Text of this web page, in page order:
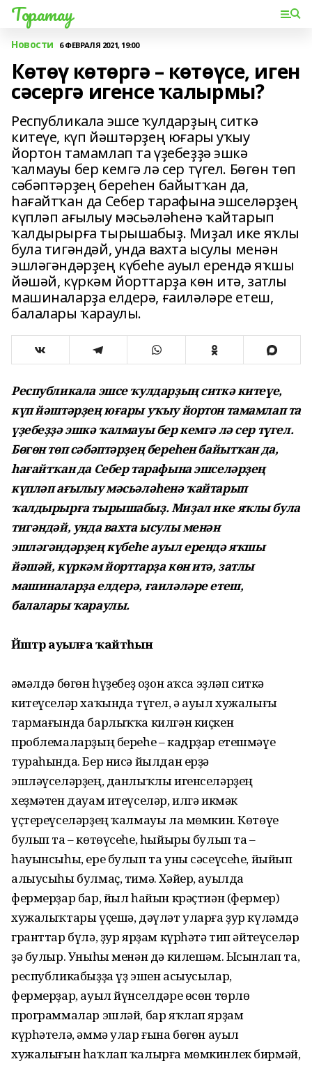
Торатау
Новости 6 ФЕВРАЛЯ 2021, 19:00
Көтөү көтөргә – көтөүсе, иген
сәсергә игенсе ҡалырмы?
Республикала эшсе ҡулдарҙың ситкә
китеүе, күп йәштәрҙең юғары уҡыу
йортон тамамлап та үҙебеҙҙә эшкә
ҡалмауы бер кемгә лә сер түгел. Бөгөн төп
сәбәптәрҙең береһен байытҡан да,
һағайтҡан да Себер тарафына эшселәрҙең
күпләп ағылыу мәсьәләһенә ҡайтарып
ҡалдырырға тырышабыҙ. Миҙал ике яҡлы
була тигәндәй, унда вахта ысулы менән
эшләгәндәрҙең күбеһе ауыл ерендә яҡшы
йәшәй, күркәм йорттарҙа көн итә, затлы
машиналарҙа елдерә, ғаиләләре етеш,
балалары ҡараулы.
Республикала эшсе ҡулдарҙың ситкә китеүе,
күп йәштәрҙең юғары уҡыу йортон тамамлап та
үҙебеҙҙә эшкә ҡалмауы бер кемгә лә сер түгел.
Бөгөн төп сәбәптәрҙең береһен байытҡан да,
һағайтҡан да Себер тарафына эшселәрҙең
күпләп ағылыу мәсьәләһенә ҡайтарып
ҡалдырырға тырышабыҙ. Миҙал ике яҡлы була
тигәндәй, унда вахта ысулы менән
эшләгәндәрҙең күбеһе ауыл ерендә яҡшы
йәшәй, күркәм йорттарҙа көн итә, затлы
машиналарҙа елдерә, ғаиләләре етеш,
балалары ҡараулы.
Йәштәр ауылға ҡайтһын
Ғәмәлдә бөгөн һүҙебеҙ оҙон аҡса эҙләп ситкә
китеүселәр хаҡында түгел, ә ауыл хужалығы
тармағында барлыҡҡа килгән киҫкен
проблемаларҙың береһе – кадрҙар етешмәүе
тураһында. Бер нисә йылдан ерҙә
эшләүселәрҙең, данлыҡлы игенселәрҙең
хеҙмәтен дауам итеүселәр, илгә икмәк
үҫтереүселәрҙең ҡалмауы ла мөмкин. Көтөүе
булып та – көтөүсеһе, һыйыры булып та –
һауынсыһы, ере булып та уны сәсеүсеһе, йыйып
алыусыһы булмаҫ, тимә. Хәйер, ауылда
фермерҙар бар, йыл һайын крәҫтиән (фермер)
хужалыҡтары үҫешә, дәүләт уларға ҙур күләмдә
гранттар бүлә, ҙур ярҙам күрһәтә тип әйтеүселәр
ҙә булыр. Уныһы менән дә килешәм. Ысынлап та,
республикабыҙҙа үҙ эшен асыусылар,
фермерҙар, ауыл йүнселдәре өсөн төрлө
программалар эшләй, бар яҡлап ярҙам
күрһәтелә, әммә улар ғына бөгөн ауыл
хужалығын һаҡлап ҡалырға мөмкинлек бирмәй,